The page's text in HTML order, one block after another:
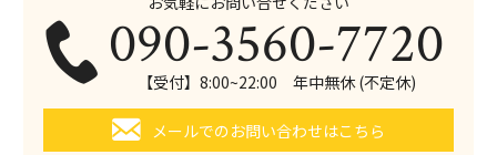
090-3560-7720
【受付】8:00~22:00 年中無休 (不定休)
メールでのお問い合わせはこちら